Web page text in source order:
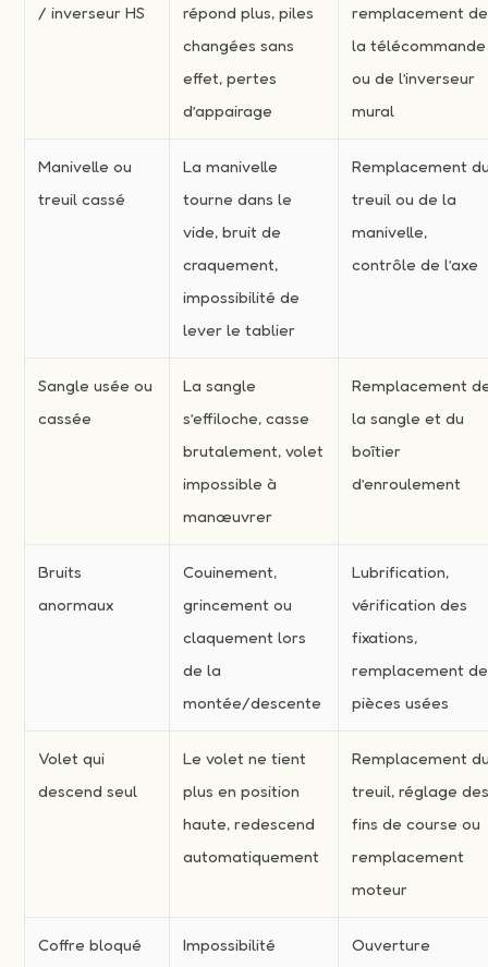
/ inverseur HS
répond plus, piles
changées sans
effet, pertes
d’appairage
remplacement de
la télécommande
ou de l’inverseur
mural
Manivelle ou
treuil cassé
La manivelle
tourne dans le
vide, bruit de
craquement,
impossibilité de
lever le tablier
Remplacement
treuil ou de la
manivelle,
contrôle de l’axe
Sangle usée ou
cassée
La sangle
s’effiloche, casse
brutalement, volet
impossible à
manœuvrer
Remplacement
la sangle et du
boîtier
d’enroulement
Bruits
anormaux
Couinement,
grincement ou
claquement lors
de la
montée/descente
Lubrification,
vérification des
fixations,
remplacement de
pièces usées
Volet qui
descend seul
Le volet ne tient
plus en position
haute, redescend
automatiquement
Remplacement
treuil, réglage
fins de course ou
remplacement
moteur
Coffre bloqué
Impossibilité
Ouverture